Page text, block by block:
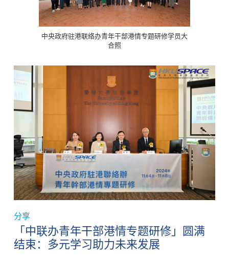
分享
「中联办青年干部港情专题研修」圆满
结束：多元学习助力未来发展
中央政府驻港联络办青年干部港情专题研修学员大
合照